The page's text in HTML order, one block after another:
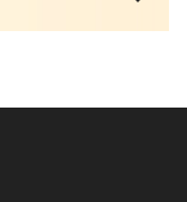
콜봇서비스,